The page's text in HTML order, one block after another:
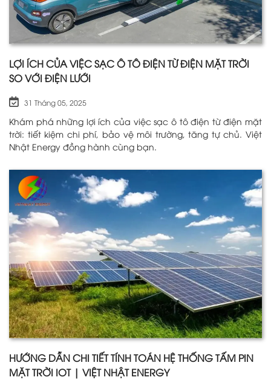
LỢI ÍCH CỦA VIỆC SẠC Ô TÔ ĐIỆN TỪ ĐIỆN MẶT TRỜI
SO VỚI ĐIỆN LƯỚI
31 Tháng 05, 2025
Khám phá những lợi ích của việc sạc ô tô điện từ điện mặt
trời: tiết kiệm chi phí, bảo vệ môi trường, tăng tự chủ. Việt
Nhật Energy đồng hành cùng bạn.
HƯỚNG DẪN CHI TIẾT TÍNH TOÁN HỆ THỐNG TẤM PIN
MẶT TRỜI IOT | VIỆT NHẬT ENERGY